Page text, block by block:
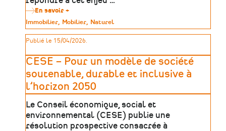
En savoir +
Patrimoine
culturel
et
risques
:
des
ressources
pour
mieux
anticiper
et
agir
Type
de
patrimoine
Immobilier Mobilier Naturel
Publié le 15/04/2026.
CESE – Pour un modèle de société
soutenable, durable et inclusive à
l’horizon 2050
Le Conseil économique, social et
environnemental (CESE) publie une
résolution prospective consacrée à